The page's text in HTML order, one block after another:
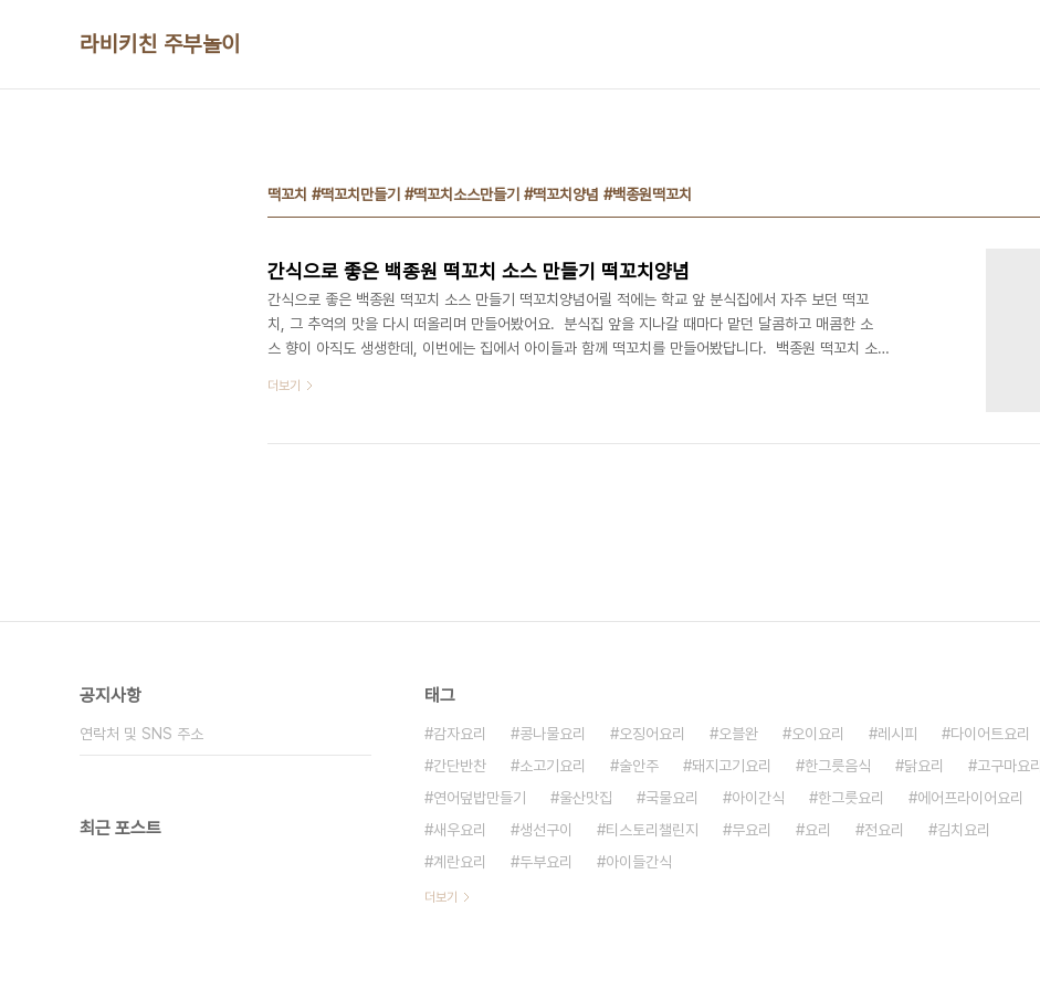
라비키친 주부놀이
떡꼬치 #떡꼬치만들기 #떡꼬치소스만들기 #떡꼬치양념 #백종원떡꼬치
간식으로 좋은 백종원 떡꼬치 소스 만들기 떡꼬치양념
간식으로 좋은 백종원 떡꼬치 소스 만들기 떡꼬치양념어릴 적에는 학교 앞 분식집에서 자주 보던 떡꼬
치, 그 추억의 맛을 다시 떠올리며 만들어봤어요. 분식집 앞을 지나갈 때마다 맡던 달콤하고 매콤한 소
스 향이 아직도 생생한데, 이번에는 집에서 아이들과 함께 떡꼬치를 만들어봤답니다. 백종원 떡꼬치 소
소스만들기 #떡꼬치양념 #백종원떡꼬치 재료 준비떡볶이 떡 설탕 3큰술 진간장 1큰술 케첩 2큰술 고추
에 데쳐 준비하면 훨씬 다루기 쉬워요. ​ 1. 떡을 꼬치에 끼우기떡볶이 떡을 하나씩 떼어내 꼬치에 ..
더보기
공지사항
연락처 및 SNS 주소
최근 포스트
태그
감자요리 콩나물요리 오징어요리 오블완 오이요리 레시피
다이어트요리
간단반찬
소고기요리 술안주 돼지고기요리 한그릇음식 닭요리
고구마요리
연어덮밥만들기
울산맛집 국물요리 아이간식 한그릇요리
에어프라이어요리
새우요리
생선구이 티스토리챌린지 무요리 요리 전요리
김치요리
계란요리
두부요리 아이들간식
더보기